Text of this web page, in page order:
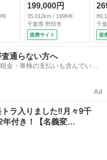
付
ッ
５
）
年
ル車 走行距離３５
０３０キロ マット
ブラックカラー塗
装 貨物用鉄ホイー
ル 最大積載量１５
０キロ ｍｏｍｏス
テアリング ゴムマ
ット （車検整備
199,000円
35,012km / 1996年
千葉県 野田市
提携サイト
運
Ａ
ラ
車
売
千
提
査通らない方へ
金・車検の支払いも含んでいる
Ad
ラ入りました‼️月々9千
年付き！【名義変…